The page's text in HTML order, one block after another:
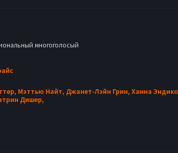
многоголосый
Мэттью Найт, Джанет-Лэйн Грин, Ханна
Дишер,